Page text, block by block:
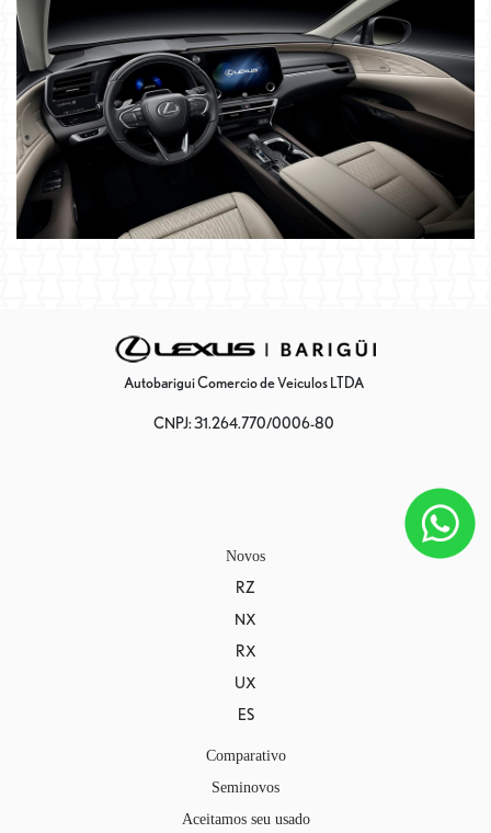
Autobarigui Comercio de Veiculos LTDA
CNPJ: 31.264.770/0006-80
Novos
RZ
NX
RX
UX
ES
Comparativo
Seminovos
Aceitamos seu usado